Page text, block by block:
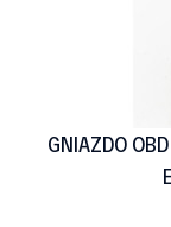
GNIAZDO